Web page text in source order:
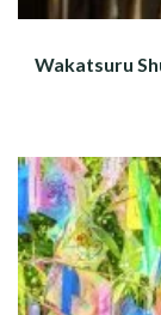
Wakatsuru